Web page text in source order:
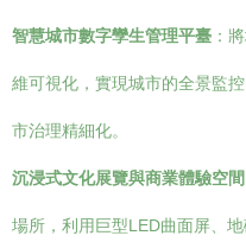
智慧城市數字孿生管理平臺 ：
維可視化，實現城市的全景監
市治理精細化。
沉浸式文化展覽與商業體驗空間
場所，利用巨型LED曲面屏、